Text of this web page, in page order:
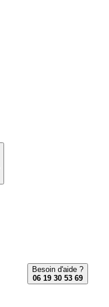
Besoin d'aide ?
06 19 30 53 69